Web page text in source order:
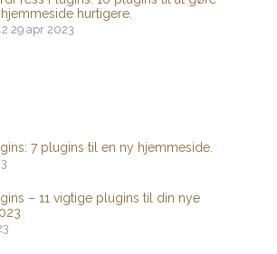
hurtigere.
29 apr 2023
7 plugins til en ny hjemmeside.
– 11 vigtige plugins til din nye